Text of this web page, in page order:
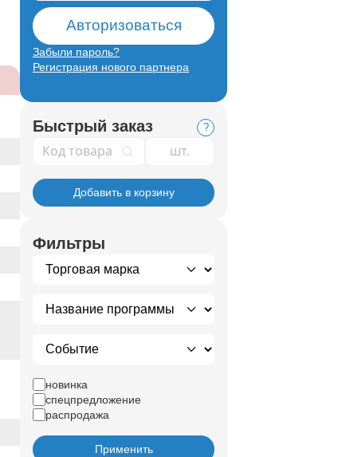
Авторизоваться
Забыли пароль?
Регистрация нового партнера
Быстрый заказ ?
Код товара
Добавить в корзину
Фильтры
новинка
спецпредложение
распродажа
Применить